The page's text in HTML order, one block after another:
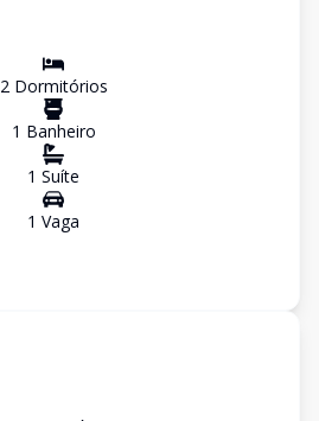
2Dormitórios
1 Banheiro
1 Suíte
1 Vaga